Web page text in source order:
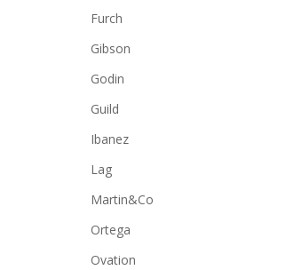
Furch
Gibson
Godin
Guild
Ibanez
Lag
Martin&Co
Ortega
Ovation